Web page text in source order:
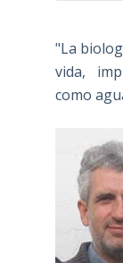
"La
vida,
como